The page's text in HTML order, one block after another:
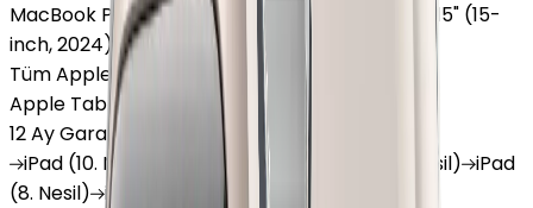
MacBook Pro 16" (16-inch, 2019)
Air 15" (15-
inch, 2024) MacBook Air 13"
Tüm Apple Macbook'lar
Apple Tablet
12 Ay Garanti
iPad (10. Nesil) Air (6. Nesil) (9. Nesil) iPad
(8. Nesil) iPad Air (5. Nesil)